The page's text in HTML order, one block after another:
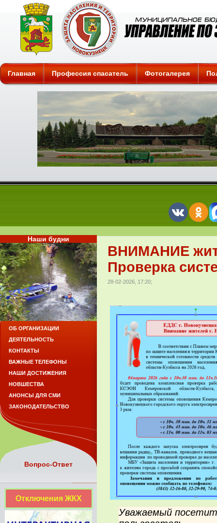
Защита
Главная Профессия спасатель Фотогалерея
ВНИМАНИЕ
Проверка
28-02-2026, 17:20;
Уважаемый
Наши будни
ОБ ОРГАНИЗАЦИИ
ДЕЯТЕЛЬНОСТЬ
КОНТАКТЫ
ВАЖНЫЕ ТЕЛЕФОНЫ
НАШИ ДОСТИЖЕНИЯ
НОВШЕСТВА
АНОНСЫ ДЛЯ СМИ
ЗАКОНОДАТЕЛЬСТВО
Вопрос-Ответ
Отключения ЖКХ